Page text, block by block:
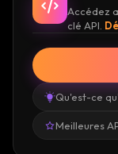
Accédez
clé API.
Qu'est-ce
Meilleures